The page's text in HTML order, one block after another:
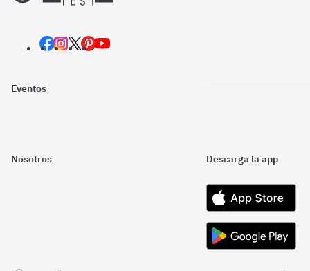
Eventos
Nosotros Descarga la app